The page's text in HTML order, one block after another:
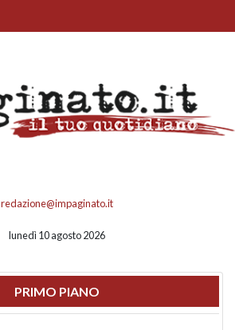
redazione@impaginato.it
lunedì 10 agosto 2026
PRIMO PIANO